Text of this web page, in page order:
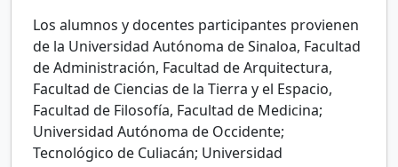
Los alumnos y docentes participantes provienen
de la Universidad Autónoma de Sinaloa, Facultad
de Administración, Facultad de Arquitectura,
Facultad de Ciencias de la Tierra y el Espacio,
Facultad de Filosofía, Facultad de Medicina;
Universidad Autónoma de Occidente;
Tecnológico de Culiacán; Universidad